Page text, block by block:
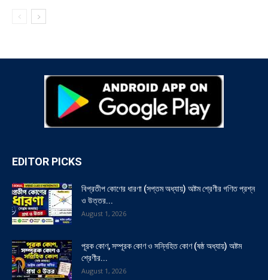
EDITOR PICKS
বিপ্রতীপ কোণের ধারণা (সপ্তম অধ্যায়) অষ্টম শ্রেণীর গণিত প্রশ্ন
ও উত্তর...
August 1, 2026
পূরক কোণ, সম্পূরক কোণ ও সন্নিহিত কোণ (ষষ্ঠ অধ্যায়) অষ্টম
শ্রেণীর...
August 1, 2026